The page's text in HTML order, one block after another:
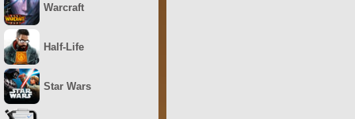
Warcraft
Half-Life
Star Wars